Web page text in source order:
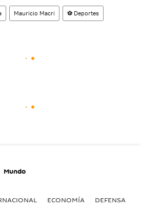
Mauricio Macri ⚽ Deportes
Mundo
ECONOMÍA DEFENSA